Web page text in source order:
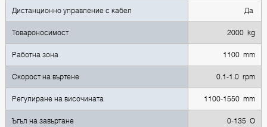
Дистанционно управление с кабел Да
Товароносимост 2000 kg
Работна зона 1100 mm
Скорост на въртене 0.1-1.0 rpm
Регулиране на височината 1100-1550 mm
Ъгъл на завъртане 0-135 O